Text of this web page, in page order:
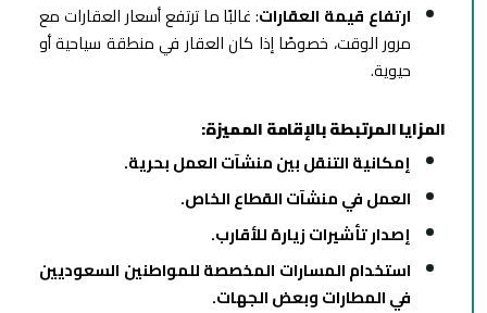
ارتفاع قيمة العقارات: غالبًا ما ترتفع أسعار العقارات مع
مرور الوقت، خصوصًا إذا كان العقار في منطقة سياحية أو
حيوية.
المزايا المرتبطة بالإقامة المميزة:
إمكانية التنقل بين منشآت العمل بحرية.
العمل في منشآت القطاع الخاص.
إصدار تأشيرات زيارة للأقارب.
استخدام المسارات المخصصة للمواطنين السعوديين
في المطارات وبعض الجهات.